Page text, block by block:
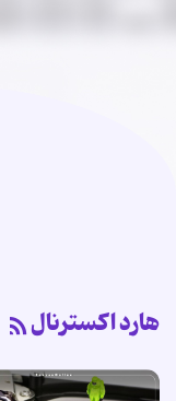
هارد اکسترنال